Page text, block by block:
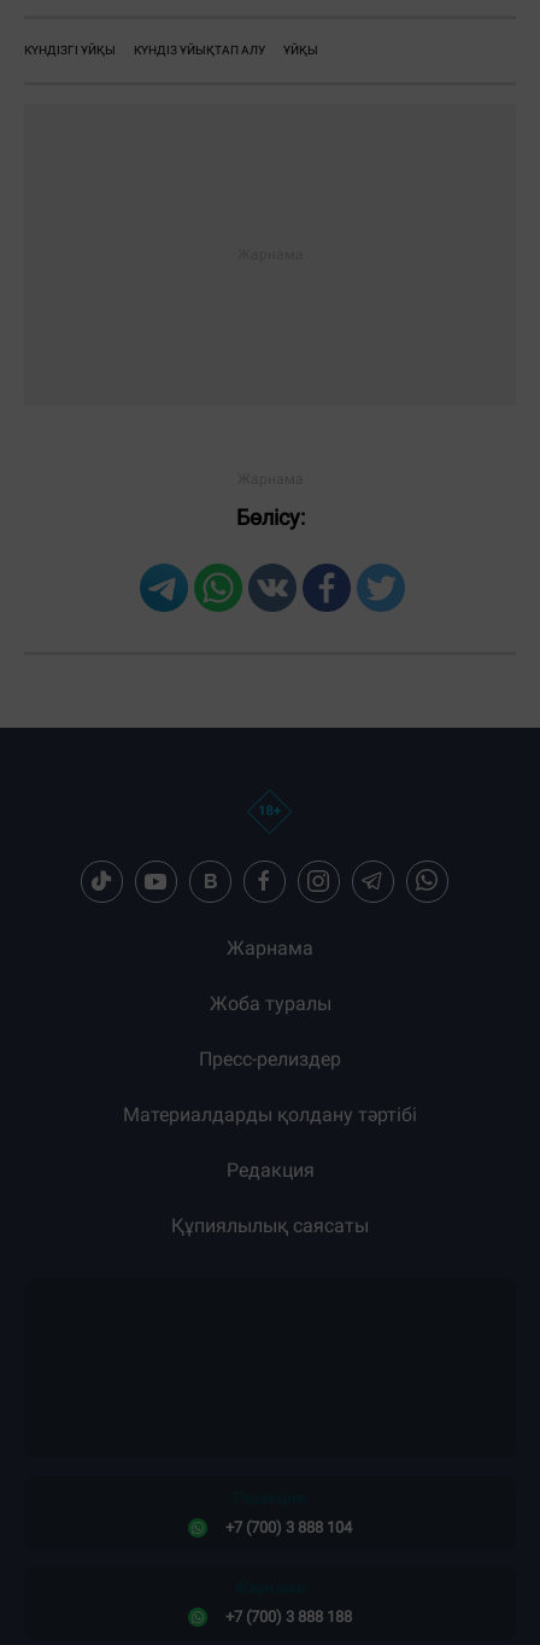
КҮНДІЗГІ ҰЙҚЫ КҮНДІЗ ҰЙЫҚТАП АЛУ ҰЙҚЫ
Бөлісу:
Жарнама
Жоба туралы
Пресс-релиздер
Материалдарды қолдану тәртібі
Редакция
Құпиялылық саясаты
+7 (700) 3 888 104
+7 (700) 3 888 188